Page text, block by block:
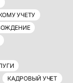
УЧЕТУ
КАДРОВЫЙ УЧЕТ